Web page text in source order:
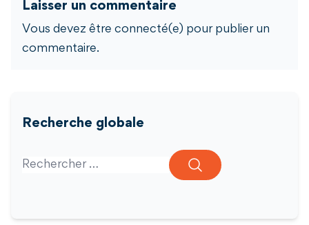
Laisser un commentaire
Vous devez être connecté(e) pour publier un
commentaire.
Recherche globale
Search for: